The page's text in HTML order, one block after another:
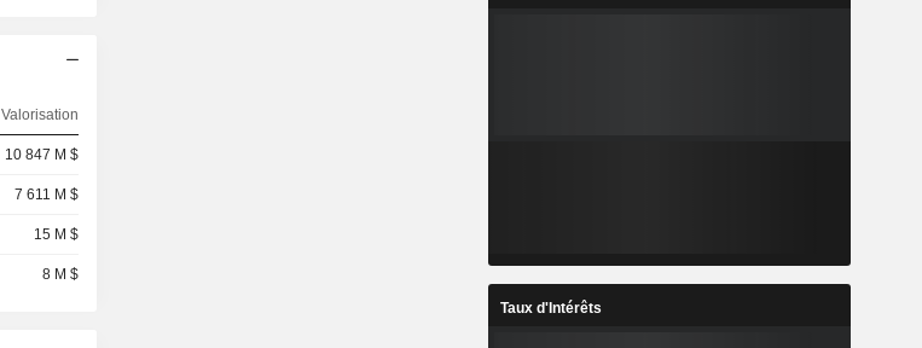
Valorisation
10 847 M $
7 611 M $
15 M $
8 M $
Taux d'Intérêts